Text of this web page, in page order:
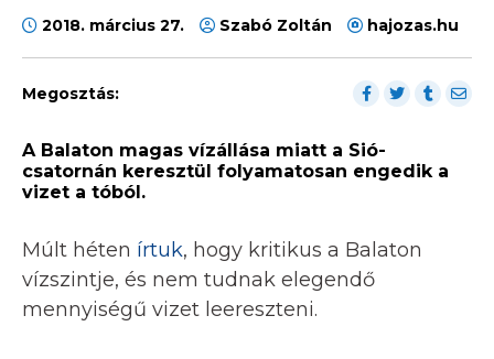
2018. március 27.
Szabó Zoltán hajozas.hu
Megosztás:
A Balaton magas vízállása miatt a Sió-
csatornán keresztül folyamatosan engedik a
vizet a tóból.
Múlt héten írtuk, hogy kritikus a Balaton
vízszintje, és nem tudnak elegendő
mennyiségű vizet leereszteni.